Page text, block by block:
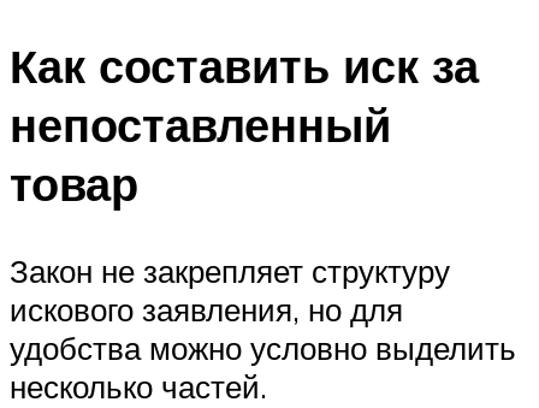
Как составить иск за
непоставленный
товар
Закон не закрепляет структуру
искового заявления, но для
удобства можно условно выделить
несколько частей.